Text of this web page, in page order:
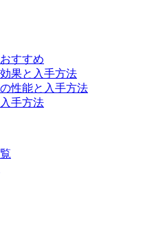
すすめ
果と入手方法
性能と入手方法
手方法